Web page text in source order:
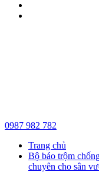
0987 982 782
Trang chủ
Bộ báo trộm
chuyên cho sân